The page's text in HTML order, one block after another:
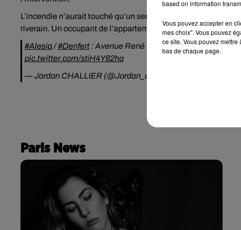
L’incendie n’aurait touché qu’un seul appartement, un
riverain. Un occupant de l’appartement a aussi été
#Alesia/#Denfert : Avenue René Coty un incendie
pic.twitter.com/stiH4Y82hq
— Jordan CHALLIER (@Jordan_challier)
Paris News
based on information
Vous pouvez accepter en
mes choix". Vous pouvez
ce site. Vous pouvez
bas de chaque page.